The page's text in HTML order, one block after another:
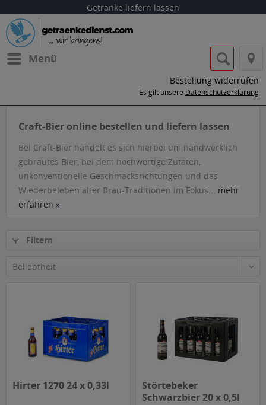
Getränke liefern lassen
Menü
Bestellung widerrufen
Es gilt unsere Datenschutzerklärung
Craft-Bier online bestellen und liefern lassen
Bei Craft-Bier handelt es sich hierbei um handwerklich
gebrautes Bier, bei dem hochwertige Zutaten,
unkonventionelle Geschmacksrichtungen und das
Wiederbeleben alter Brau-Traditionen im Fokus... mehr
erfahren »
Filtern
Hirter 1270 24 x 0,33l
Störtebeker
Schwarzbier 20 x 0,5l